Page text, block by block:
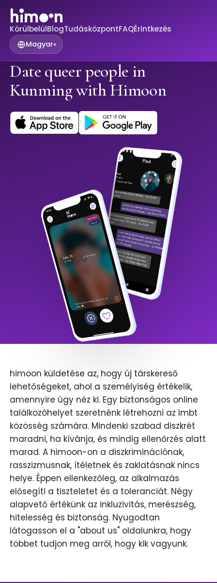
KörülbelülBlogTudásközpontFAQÉrintkezés
Magyar▾
Date queer people in
Kunming with Himoon
himoon küldetése az, hogy új társkereső
lehetőségeket, ahol a személyiség értékelik,
amennyire úgy néz ki. Egy biztonságos online
találkozóhelyet szeretnénk létrehozni az lmbt
közösség számára. Mindenki szabad diszkrét
maradni, ha kívánja, és mindig ellenőrzés alatt
marad. A himoon-on a diszkriminációnak,
rasszizmusnak, ítéletnek és zaklatásnak nincs
helye. Éppen ellenkezőleg, az alkalmazás
elősegíti a tiszteletet és a toleranciát. Négy
alapvető értékünk az inkluzivitás, merészség,
hitelesség és biztonság. Nyugodtan
látogasson el a "about us" oldalunkra, hogy
többet tudjon meg arról, hogy kik vagyunk.